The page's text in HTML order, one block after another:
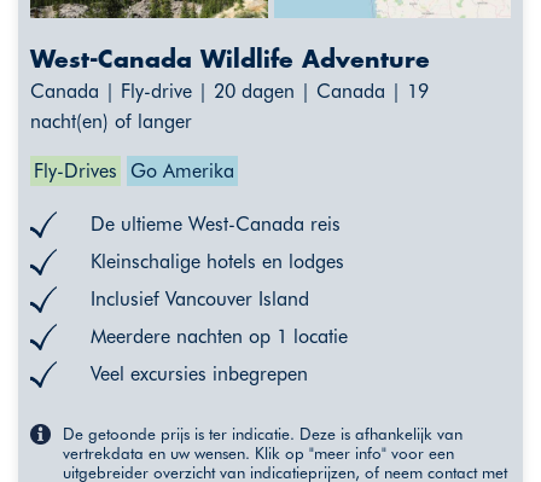
West-Canada Wildlife Adventure
Canada | Fly-drive | 20 dagen | Canada | 19
nacht(en) of langer
Fly-Drives Go Amerika
De ultieme West-Canada reis
Kleinschalige hotels en lodges
Inclusief Vancouver Island
Meerdere nachten op 1 locatie
Veel excursies inbegrepen
De getoonde prijs is ter indicatie. Deze is afhankelijk van
vertrekdata en uw wensen. Klik op "meer info" voor een
uitgebreider overzicht van indicatieprijzen, of neem contact met